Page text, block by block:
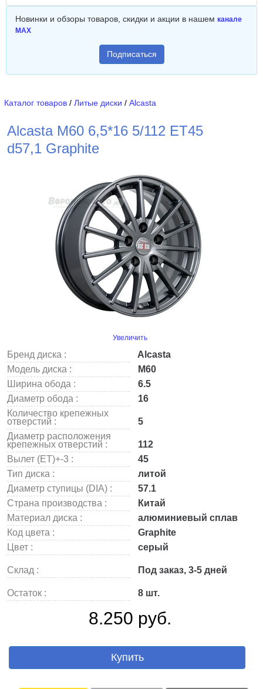
Новинки и обзоры товаров, скидки и акции в нашем канале
MAX
Подписаться
Каталог товаров / Литые диски / Alcasta
Alcasta M60 6,5*16 5/112 ET45
d57,1 Graphite
Увеличить
Бренд диска :
Alcasta
Модель диска :
M60
Ширина обода :
6.5
Диаметр обода :
16
Количество крепежных
отверстий :
5
Диаметр расположения
крепежных отверстий :
112
Вылет (ET)+-3 :
45
Тип диска :
литой
Диаметр ступицы (DIA) :
57.1
Страна производства :
Китай
Материал диска :
алюминиевый сплав
Код цвета :
Graphite
Цвет :
серый
Склад : Под заказ, 3-5 дней
Остаток : 8 шт.
8.250 руб.
Купить